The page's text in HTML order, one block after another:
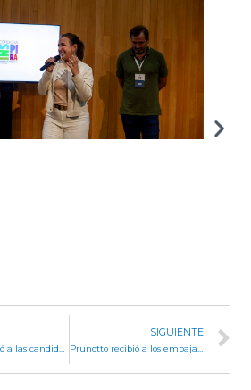
SIGUIENTE